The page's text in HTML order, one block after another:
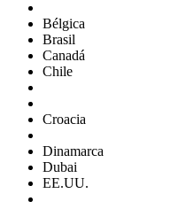
Bélgica
Brasil
Canadá
Chile
Croacia
Dinamarca
Dubai
EE.UU.